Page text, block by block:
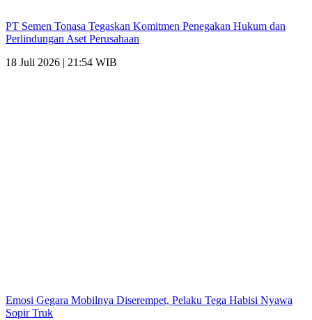
PT Semen Tonasa Tegaskan Komitmen Penegakan Hukum dan
Perlindungan Aset Perusahaan
18 Juli 2026 | 21:54 WIB
Emosi Gegara Mobilnya Diserempet, Pelaku Tega Habisi Nyawa
Sopir Truk